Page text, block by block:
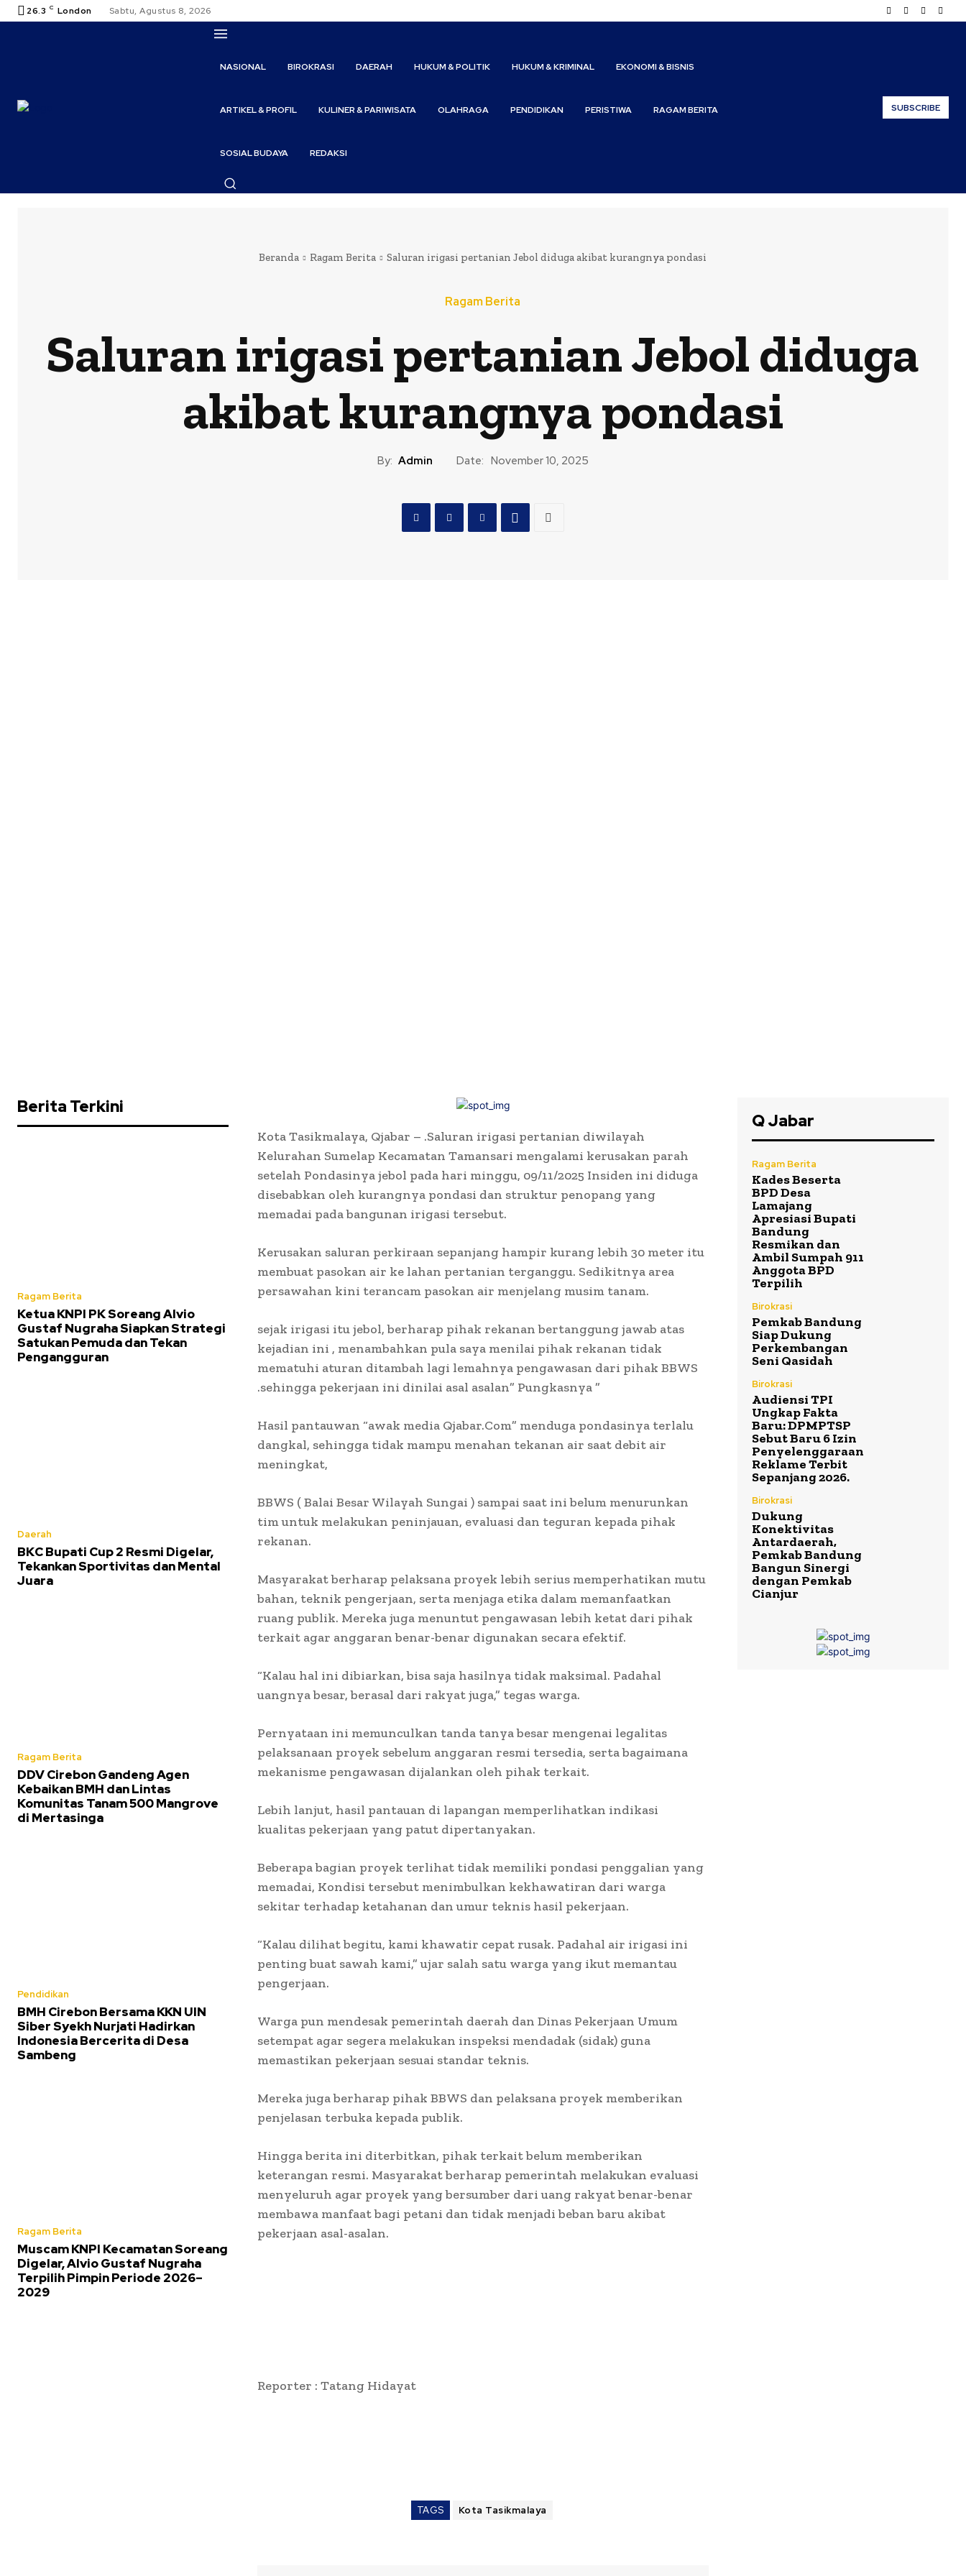
26.3 C London Sabtu, Agustus 8, 2026
NASIONAL BIROKRASI DAERAH HUKUM & POLITIK HUKUM & KRIMINAL EKONOMI & BISNIS
ARTIKEL & PROFIL KULINER & PARIWISATA OLAHRAGA PENDIDIKAN PERISTIWA RAGAM BERITA
SOSIAL BUDAYA REDAKSI
SUBSCRIBE
Beranda Ragam Berita Saluran irigasi pertanian Jebol diduga akibat kurangnya pondasi
Ragam Berita
Saluran irigasi pertanian Jebol diduga
akibat kurangnya pondasi
By: Admin Date: November 10, 2025
Berita Terkini
Ragam Berita
Ketua KNPI PK Soreang Alvio
Gustaf Nugraha Siapkan Strategi
Satukan Pemuda dan Tekan
Pengangguran
Daerah
BKC Bupati Cup 2 Resmi Digelar,
Tekankan Sportivitas dan Mental
Juara
Ragam Berita
DDV Cirebon Gandeng Agen
Kebaikan BMH dan Lintas
Komunitas Tanam 500 Mangrove
di Mertasinga
Pendidikan
BMH Cirebon Bersama KKN UIN
Siber Syekh Nurjati Hadirkan
Indonesia Bercerita di Desa
Sambeng
Ragam Berita
Muscam KNPI Kecamatan Soreang
Digelar, Alvio Gustaf Nugraha
Terpilih Pimpin Periode 2026–
2029
Kota Tasikmalaya, Qjabar – .Saluran irigasi pertanian diwilayah
Kelurahan Sumelap Kecamatan Tamansari mengalami kerusakan parah
setelah Pondasinya jebol pada hari minggu, 09/11/2025 Insiden ini diduga
disebabkan oleh kurangnya pondasi dan struktur penopang yang
memadai pada bangunan irigasi tersebut.
Kerusakan saluran perkiraan sepanjang hampir kurang lebih 30 meter itu
membuat pasokan air ke lahan pertanian terganggu. Sedikitnya area
persawahan kini terancam pasokan air menjelang musim tanam.
sejak irigasi itu jebol, berharap pihak rekanan bertanggung jawab atas
kejadian ini , menambahkan pula saya menilai pihak rekanan tidak
mematuhi aturan ditambah lagi lemahnya pengawasan dari pihak BBWS
.sehingga pekerjaan ini dinilai asal asalan” Pungkasnya ”
Hasil pantauwan “awak media Qjabar.Com” menduga pondasinya terlalu
dangkal, sehingga tidak mampu menahan tekanan air saat debit air
meningkat,
BBWS ( Balai Besar Wilayah Sungai ) sampai saat ini belum menurunkan
tim untuk melakukan peninjauan, evaluasi dan teguran kepada pihak
rekanan.
Masyarakat berharap pelaksana proyek lebih serius memperhatikan mutu
bahan, teknik pengerjaan, serta menjaga etika dalam memanfaatkan
ruang publik. Mereka juga menuntut pengawasan lebih ketat dari pihak
terkait agar anggaran benar-benar digunakan secara efektif.
“Kalau hal ini dibiarkan, bisa saja hasilnya tidak maksimal. Padahal
uangnya besar, berasal dari rakyat juga,” tegas warga.
Pernyataan ini memunculkan tanda tanya besar mengenai legalitas
pelaksanaan proyek sebelum anggaran resmi tersedia, serta bagaimana
mekanisme pengawasan dijalankan oleh pihak terkait.
Lebih lanjut, hasil pantauan di lapangan memperlihatkan indikasi
kualitas pekerjaan yang patut dipertanyakan.
Beberapa bagian proyek terlihat tidak memiliki pondasi penggalian yang
memadai, Kondisi tersebut menimbulkan kekhawatiran dari warga
sekitar terhadap ketahanan dan umur teknis hasil pekerjaan.
“Kalau dilihat begitu, kami khawatir cepat rusak. Padahal air irigasi ini
penting buat sawah kami,” ujar salah satu warga yang ikut memantau
pengerjaan.
Warga pun mendesak pemerintah daerah dan Dinas Pekerjaan Umum
setempat agar segera melakukan inspeksi mendadak (sidak) guna
memastikan pekerjaan sesuai standar teknis.
Mereka juga berharap pihak BBWS dan pelaksana proyek memberikan
penjelasan terbuka kepada publik.
Hingga berita ini diterbitkan, pihak terkait belum memberikan
keterangan resmi. Masyarakat berharap pemerintah melakukan evaluasi
menyeluruh agar proyek yang bersumber dari uang rakyat benar-benar
membawa manfaat bagi petani dan tidak menjadi beban baru akibat
pekerjaan asal-asalan.
Reporter : Tatang Hidayat
TAGS Kota Tasikmalaya
Q Jabar
Ragam Berita
Kades Beserta
BPD Desa
Lamajang
Apresiasi Bupati
Bandung
Resmikan dan
Ambil Sumpah 911
Anggota BPD
Terpilih
Birokrasi
Pemkab Bandung
Siap Dukung
Perkembangan
Seni Qasidah
Birokrasi
Audiensi TPI
Ungkap Fakta
Baru: DPMPTSP
Sebut Baru 6 Izin
Penyelenggaraan
Reklame Terbit
Sepanjang 2026.
Birokrasi
Dukung
Konektivitas
Antardaerah,
Pemkab Bandung
Bangun Sinergi
dengan Pemkab
Cianjur